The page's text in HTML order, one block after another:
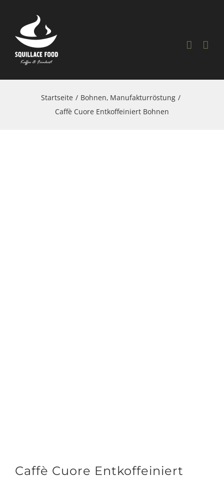
content
Startseite Bohnen Manufakturröstung
Caffè Cuore Entkoffeiniert Bohnen
Caffè Cuore Entkoffeiniert